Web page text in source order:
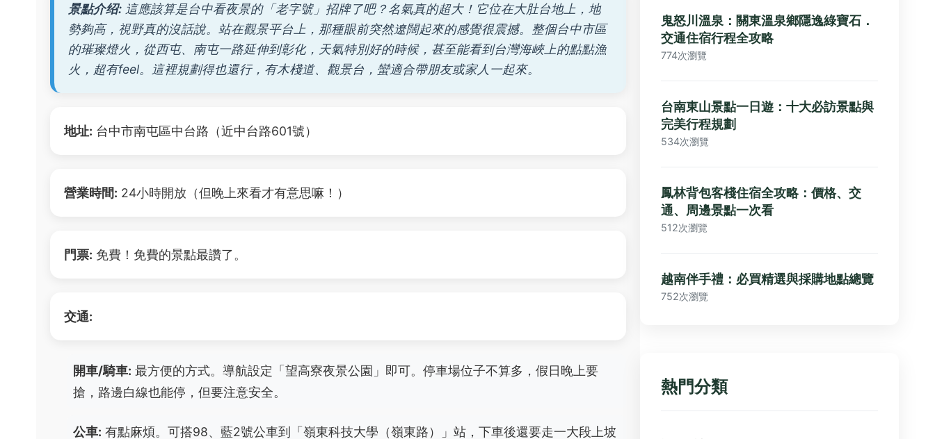
景點介绍: 這應該算是台中看夜景的「老字號」招牌了吧？名氣真的超大！它位在大肚台地上，地
勢夠高，視野真的沒話說。站在觀景平台上，那種眼前突然遼闊起來的感覺很震撼。整個台中市區
的璀璨燈火，從西屯、南屯一路延伸到彰化，天氣特別好的時候，甚至能看到台灣海峽上的點點漁
火，超有feel。這裡規劃得也還行，有木棧道、觀景台，蠻適合帶朋友或家人一起來。
地址: 台中市南屯區中台路（近中台路601號）
營業時間: 24小時開放（但晚上來看才有意思嘛！）
門票: 免費！免費的景點最讚了。
交通:
開車/騎車: 最方便的方式。導航設定「望高寮夜景公園」即可。停車場位子不算多，假日晚上要
搶，路邊白線也能停，但要注意安全。
公車: 有點麻煩。可搭98、藍2號公車到「嶺東科技大學（嶺東路）」站，下車後還要走一大段上坡
鬼怒川溫泉：關東溫泉鄉隱逸綠寶石．
交通住宿行程全攻略
774次瀏覽
台南東山景點一日遊：十大必訪景點與
完美行程規劃
534次瀏覽
鳳林背包客棧住宿全攻略：價格、交
通、周邊景點一次看
512次瀏覽
越南伴手禮：必買精選與採購地點總覽
752次瀏覽
熱門分類